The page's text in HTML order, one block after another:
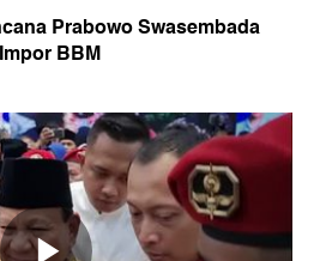
Prabowo Swasembada
BBM